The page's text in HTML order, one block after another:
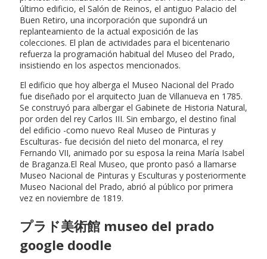
último edificio, el Salón de Reinos, el antiguo Palacio del
Buen Retiro, una incorporación que supondrá un
replanteamiento de la actual exposición de las
colecciones. El plan de actividades para el bicentenario
refuerza la programación habitual del Museo del Prado,
insistiendo en los aspectos mencionados.
El edificio que hoy alberga el Museo Nacional del Prado
fue diseñado por el arquitecto Juan de Villanueva en 1785.
Se construyó para albergar el Gabinete de Historia Natural,
por orden del rey Carlos III. Sin embargo, el destino final
del edificio -como nuevo Real Museo de Pinturas y
Esculturas- fue decisión del nieto del monarca, el rey
Fernando VII, animado por su esposa la reina María Isabel
de Braganza.El Real Museo, que pronto pasó a llamarse
Museo Nacional de Pinturas y Esculturas y posteriormente
Museo Nacional del Prado, abrió al público por primera
vez en noviembre de 1819.
プラド美術館 museo del prado
google doodle